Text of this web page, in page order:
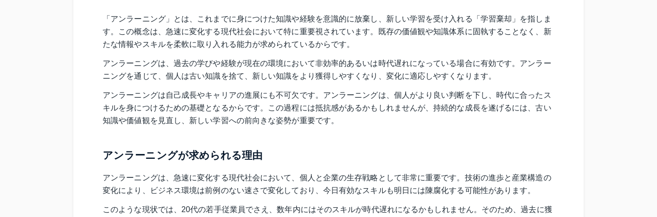
「アンラーニング」とは、これまでに身につけた知識や経験を意識的に放棄し、新しい学習を受け入れる「学習棄却」を指しま
す。この概念は、急速に変化する現代社会において特に重要視されています。既存の価値観や知識体系に固執することなく、新
たな情報やスキルを柔軟に取り入れる能力が求められているからです。
アンラーニングは、過去の学びや経験が現在の環境において非効率的あるいは時代遅れになっている場合に有効です。アンラー
ニングを通じて、個人は古い知識を捨て、新しい知識をより獲得しやすくなり、変化に適応しやすくなります。
アンラーニングは自己成長やキャリアの進展にも不可欠です。アンラーニングは、個人がより良い判断を下し、時代に合ったス
キルを身につけるための基礎となるからです。この過程には抵抗感があるかもしれませんが、持続的な成長を遂げるには、古い
知識や価値観を見直し、新しい学習への前向きな姿勢が重要です。
アンラーニングが求められる理由
アンラーニングは、急速に変化する現代社会において、個人と企業の生存戦略として非常に重要です。技術の進歩と産業構造の
変化により、ビジネス環境は前例のない速さで変化しており、今日有効なスキルも明日には陳腐化する可能性があります。
このような現状では、20代の若手従業員でさえ、数年内にはそのスキルが時代遅れになるかもしれません。そのため、過去に獲